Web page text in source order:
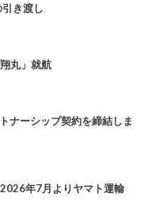
き渡し
丸」就航
ナーシップ契約を締結しま
年7月よりヤマト運輸